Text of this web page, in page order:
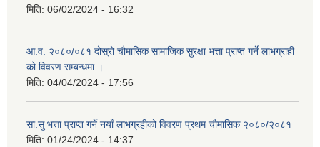
मिति: 06/02/2024 - 16:32
आ.व. २०८०/०८१ दोस्रो चौमासिक सामाजिक सुरक्षा भत्ता प्राप्त गर्ने लाभग्राही
को विवरण सम्बन्धमा ।
मिति: 04/04/2024 - 17:56
सा.सु भत्ता प्राप्त गर्ने नयाँ लाभग्रहीको विवरण प्रथम चौमासिक २०८०/२०८१
मिति: 01/24/2024 - 14:37